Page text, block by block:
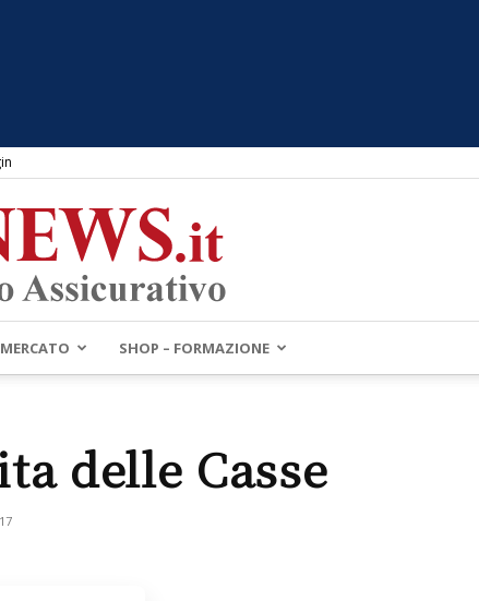
MERCATO SHOP – FORMAZIONE
delle Casse